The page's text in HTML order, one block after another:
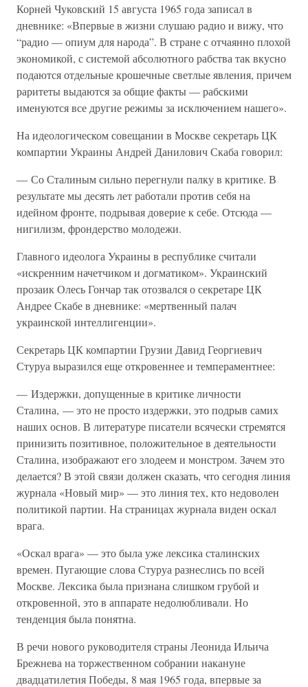
Корней Чуковский 15 августа 1965 года записал в
дневнике: «Впервые в жизни слушаю радио и вижу, что
“радио — опиум для народа”. В стране с отчаянно плохой
экономикой, с системой абсолютного рабства так вкусно
подаются отдельные крошечные светлые явления, причем
раритеты выдаются за общие факты — рабскими
именуются все другие режимы за исключением нашего».
На идеологическом совещании в Москве секретарь ЦК
компартии Украины Андрей Данилович Скаба говорил:
— Со Сталиным сильно перегнули палку в критике. В
результате мы десять лет работали против себя на
идейном фронте, подрывая доверие к себе. Отсюда —
нигилизм, фрондерство молодежи.
Главного идеолога Украины в республике считали
«искренним начетчиком и догматиком». Украинский
прозаик Олесь Гончар так отозвался о секретаре ЦК
Андрее Скабе в дневнике: «мертвенный палач
украинской интеллигенции».
Секретарь ЦК компартии Грузии Давид Георгиевич
Стуруа выразился еще откровеннее и темпераментнее:
— Издержки, допущенные в критике личности
Сталина, — это не просто издержки, это подрыв самих
наших основ. В литературе писатели всячески стремятся
принизить позитивное, положительное в деятельности
Сталина, изображают его злодеем и монстром. Зачем это
делается? В этой связи должен сказать, что сегодня линия
журнала «Новый мир» — это линия тех, кто недоволен
политикой партии. На страницах журнала виден оскал
врага.
«Оскал врага» — это была уже лексика сталинских
времен. Пугающие слова Стуруа разнеслись по всей
Москве. Лексика была признана слишком грубой и
откровенной, это в аппарате недолюбливали. Но
тенденция была понятна.
В речи нового руководителя страны Леонида Ильича
Брежнева на торжественном собрании накануне
двадцатилетия Победы, 8 мая 1965 года, впервые за